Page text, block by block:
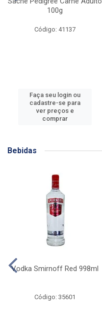
100g
Código: 41137
Faça seu login ou
cadastre-se para
ver preços e
comprar
Bebidas
Vodka Smirnoff Red 998ml
Código: 35601